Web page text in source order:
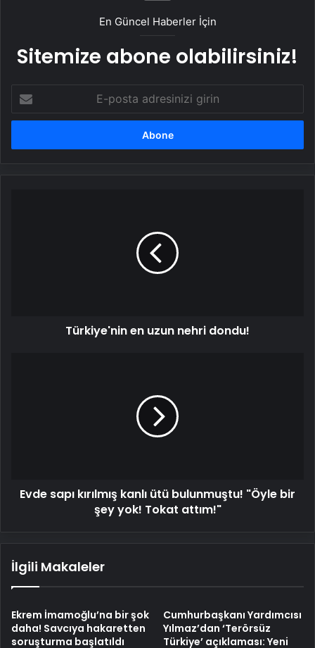
En Güncel Haberler İçin
Sitemize abone olabilirsiniz!
posta
adresinizi
Türkiye'nin en uzun nehri dondu!
yok!
Evde sapı kırılmış kanlı ütü bulunmuştu! "Öyle bir
şey yok! Tokat attım!"
İlgili Makaleler
Ekrem İmamoğlu’na bir şok
daha! Savcıya hakaretten
soruşturma başlatıldı
Cumhurbaşkanı Yardımcısı
Yılmaz’dan ‘Terörsüz
Türkiye’ açıklaması: Yeni